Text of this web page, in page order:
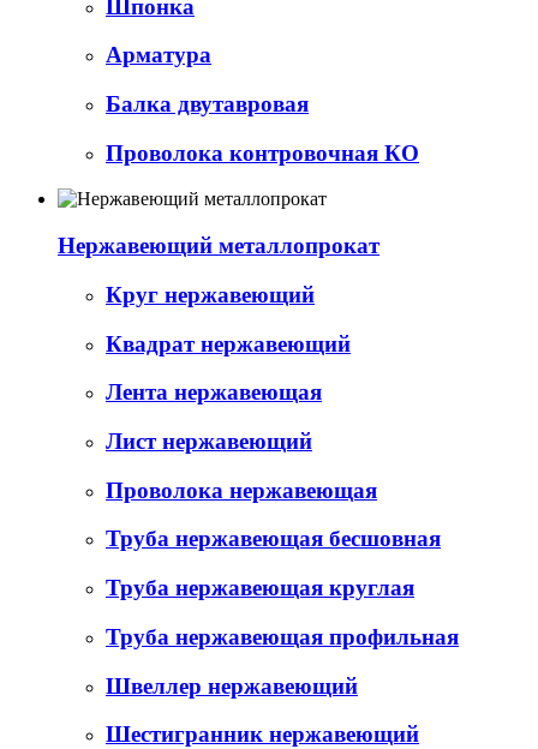
Шпонка
Арматура
Балка двутавровая
Проволока контровочная КО
Нержавеющий металлопрокат
Круг нержавеющий
Квадрат нержавеющий
Лента нержавеющая
Лист нержавеющий
Проволока нержавеющая
Труба нержавеющая бесшовная
Труба нержавеющая круглая
Труба нержавеющая профильная
Швеллер нержавеющий
Шестигранник нержавеющий